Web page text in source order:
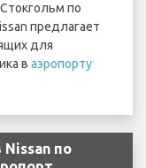
по
предлагает
для
в аэропорту
по